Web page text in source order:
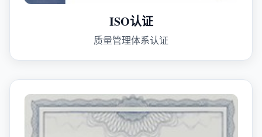
ISO认证
质量管理体系认证